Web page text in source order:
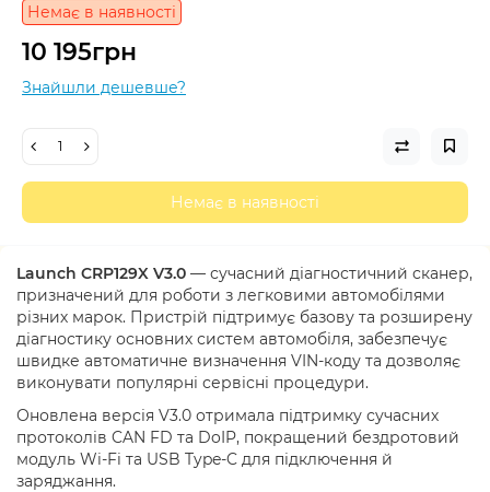
Немає в наявності
10 195грн
Знайшли дешевше?
Немає в наявності
Launch CRP129X V3.0 — сучасний діагностичний сканер,
призначений для роботи з легковими автомобілями
різних марок. Пристрій підтримує базову та розширену
діагностику основних систем автомобіля, забезпечує
швидке автоматичне визначення VIN-коду та дозволяє
виконувати популярні сервісні процедури.
Оновлена версія V3.0 отримала підтримку сучасних
протоколів CAN FD та DoIP, покращений бездротовий
модуль Wi-Fi та USB Type-C для підключення й
заряджання.